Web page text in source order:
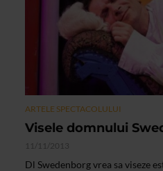
ARTELE SPECTACOLULUI
Visele domnului
11/11/2013
Dl Swedenborg vrea sa viseze